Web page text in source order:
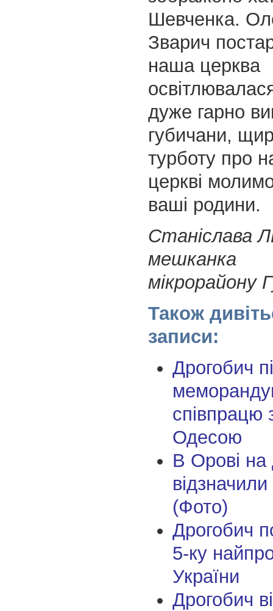
Шевченка.
Зварич
наша церква
дуже гарно
губичани,
турботу про
церкві
ваші родини.
Станіслава
мешканка
мікрорайону
Також
записи:
Дрогобич
співпрацю
Одесою
В Орові на
(Фото)
Дрогобич
5-ку
України
Дрогобич